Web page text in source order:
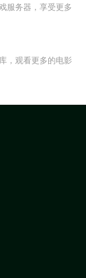
服务器，享受更多
，观看更多的电影